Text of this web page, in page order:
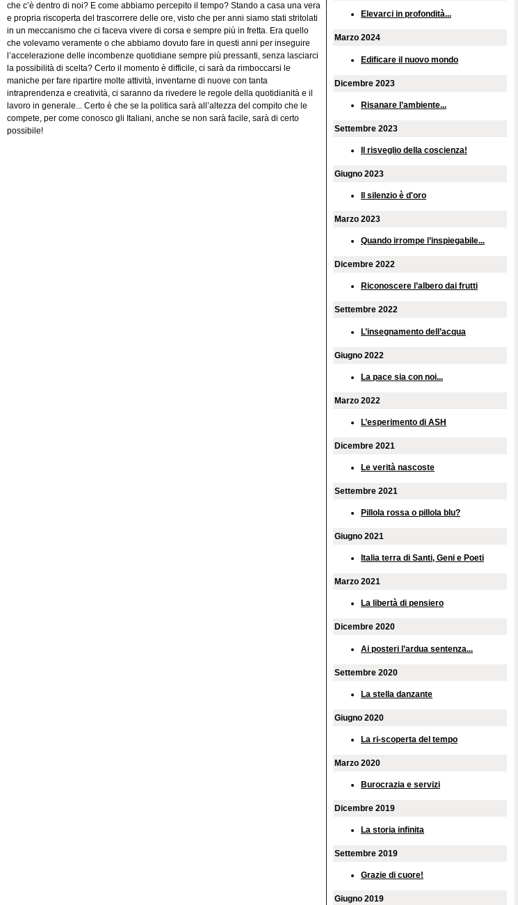
che c’è dentro di noi? E come abbiamo percepito il tempo? Stando a casa una vera
e propria riscoperta del trascorrere delle ore, visto che per anni siamo stati stritolati
in un meccanismo che ci faceva vivere di corsa e sempre più in fretta. Era quello
che volevamo veramente o che abbiamo dovuto fare in questi anni per inseguire
l’accelerazione delle incombenze quotidiane sempre più pressanti, senza lasciarci
la possibilità di scelta? Certo il momento è difficile, ci sarà da rimboccarsi le
maniche per fare ripartire molte attività, inventarne di nuove con tanta
intraprendenza e creatività, ci saranno da rivedere le regole della quotidianità e il
lavoro in generale... Certo è che se la politica sarà all’altezza del compito che le
compete, per come conosco gli Italiani, anche se non sarà facile, sarà di certo
possibile!
Elevarci in profondità...
Marzo 2024
Edificare il nuovo mondo
Dicembre 2023
Risanare l’ambiente...
Settembre 2023
Il risveglio della coscienza!
Giugno 2023
Il silenzio è d'oro
Marzo 2023
Quando irrompe l’inspiegabile...
Dicembre 2022
Riconoscere l’albero dai frutti
Settembre 2022
L’insegnamento dell’acqua
Giugno 2022
La pace sia con noi...
Marzo 2022
L’esperimento di ASH
Dicembre 2021
Le verità nascoste
Settembre 2021
Pillola rossa o pillola blu?
Giugno 2021
Italia terra di Santi, Geni e Poeti
Marzo 2021
La libertà di pensiero
Dicembre 2020
Ai posteri l’ardua sentenza...
Settembre 2020
La stella danzante
Giugno 2020
La ri-scoperta del tempo
Marzo 2020
Burocrazia e servizi
Dicembre 2019
La storia infinita
Settembre 2019
Grazie di cuore!
Giugno 2019